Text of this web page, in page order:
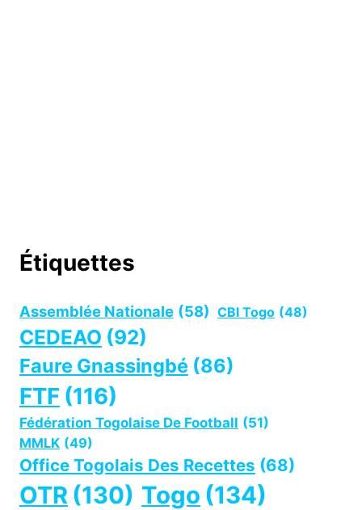
Étiquettes
Assemblée Nationale (58) CBI Togo (48)
CEDEAO (92)
Faure Gnassingbé (86)
FTF (116)
Fédération Togolaise De Football (51)
MMLK (49)
Office Togolais Des Recettes (68)
OTR (130) Togo (134)